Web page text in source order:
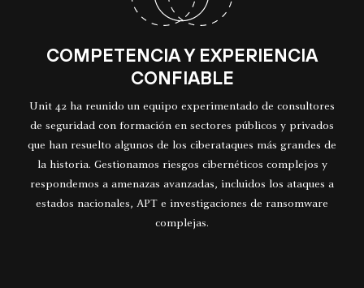
COMPETENCIA Y EXPERIENCIA
CONFIABLE
Unit 42 ha reunido un equipo experimentado de consultores
de seguridad con formación en sectores públicos y privados
que han resuelto algunos de los ciberataques más grandes de
la historia. Gestionamos riesgos cibernéticos complejos y
respondemos a amenazas avanzadas, incluidos los ataques a
estados nacionales, APT e investigaciones de ransomware
complejas.